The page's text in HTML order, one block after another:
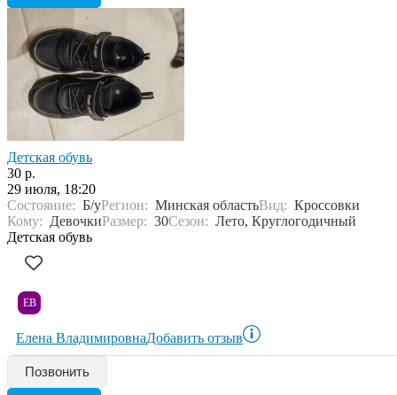
Детская обувь
30 р.
29 июля, 18:20
Состояние: Б/уРегион: Минская областьВид: Кроссовки
Кому: ДевочкиРазмер: 30Сезон: Лето, Круглогодичный
Детская обувь
ЕВ
Елена ВладимировнаДобавить отзыв
Позвонить